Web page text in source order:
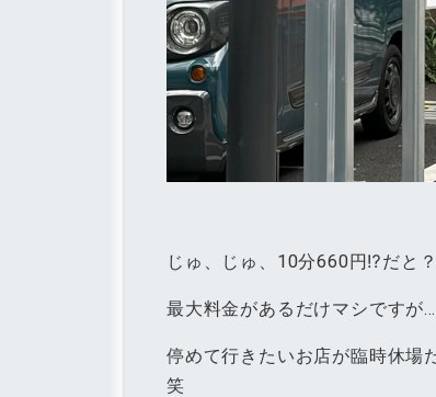
じゅ、じゅ、10分660円⁉︎だと？
最大料金があるだけマシですが…
停めて行きたいお店が臨時休場
笑